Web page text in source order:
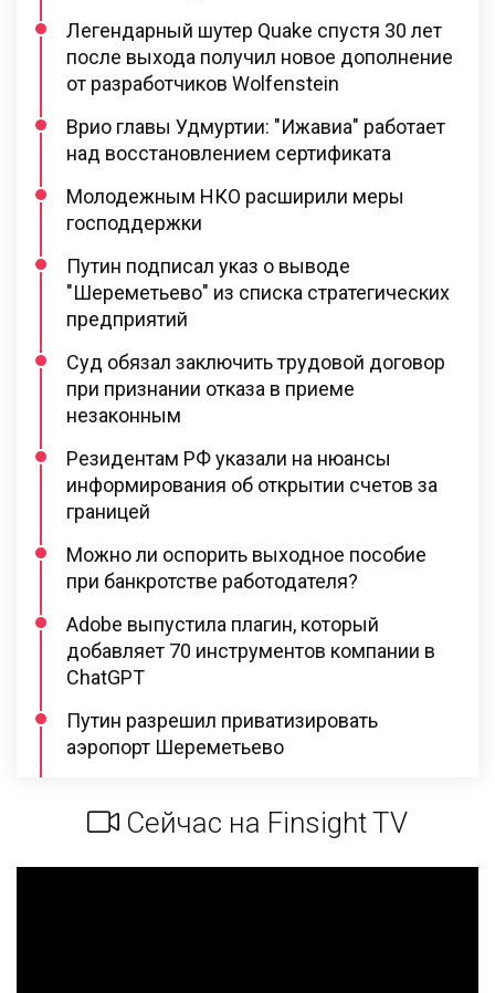
Легендарный шутер Quake спустя 30 лет
после выхода получил новое дополнение
от разработчиков Wolfenstein
Врио главы Удмуртии: "Ижавиа" работает
над восстановлением сертификата
Молодежным НКО расширили меры
господдержки
Путин подписал указ о выводе
"Шереметьево" из списка стратегических
предприятий
Суд обязал заключить трудовой договор
при признании отказа в приеме
незаконным
Резидентам РФ указали на нюансы
информирования об открытии счетов за
границей
Можно ли оспорить выходное пособие
при банкротстве работодателя?
Adobe выпустила плагин, который
добавляет 70 инструментов компании в
ChatGPT
Путин разрешил приватизировать
аэропорт Шереметьево
Сейчас на Finsight TV